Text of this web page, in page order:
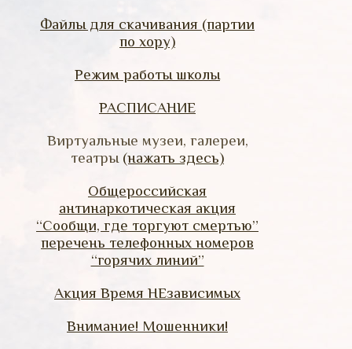
Файлы для скачивания (партии
по хору)
Режим работы школы
РАСПИСАНИЕ
Виртуальные музеи, галереи,
театры (нажать здесь)
Общероссийская
антинаркотическая акция
“Сообщи, где торгуют смертью”
перечень телефонных номеров
“горячих линий”
Акция Время НЕзависимых
Внимание! Мошенники!